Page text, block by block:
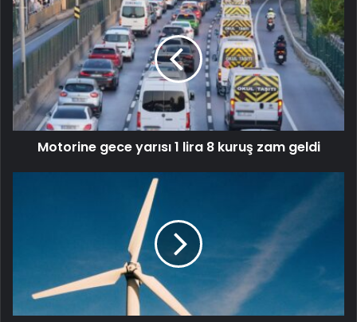
Motorine gece yarısı 1 lira 8 kuruş zam geldi